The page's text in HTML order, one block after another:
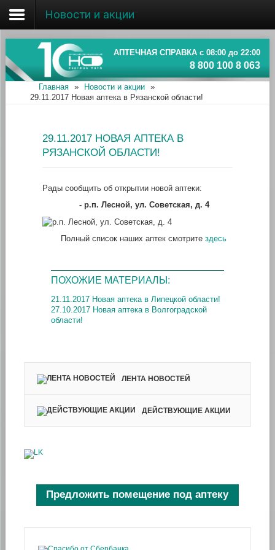
Главная
Об ассоциации
Наши аптеки
Информация
Новости и акции
АПТЕЧНАЯ СПРАВКА с 08:00 до 22:00
8 800 100 8 063
Главная » Новости и акции
»
29.11.2017 Новая аптека в Рязанской области!
29.11.2017 НОВАЯ АПТЕКА В
РЯЗАНСКОЙ ОБЛАСТИ!
Рады сообщить об открытии новой аптеки:
- р.п. Лесной, ул. Советская, д. 4
Полный список наших аптек смотрите здесь
ПОХОЖИЕ МАТЕРИАЛЫ:
21.11.2017 Новая аптека в Липецкой области!
27.10.2017 Новая аптека в Волгоградской
области!
ЛЕНТА НОВОСТЕЙ
ДЕЙСТВУЮЩИЕ АКЦИИ
Предложить помещение под аптеку